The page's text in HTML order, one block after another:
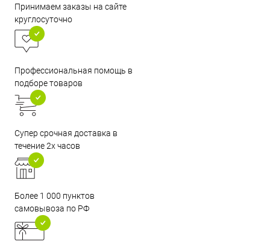
Принимаем заказы на сайте
круглосуточно
Профессиональная помощь в
подборе товаров
Супер срочная доставка в
течение 2х часов
Более 1 000 пунктов
самовывоза по РФ